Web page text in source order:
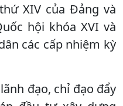
XIV của Đảng và
hội khóa XVI và
các cấp nhiệm kỳ
đạo, chỉ đạo đẩy